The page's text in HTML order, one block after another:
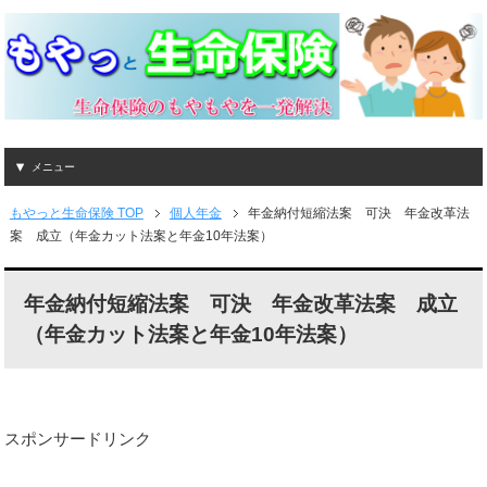
メニュー
もやっと生命保険 TOP 個人年金
年金納付短縮法案 可決 年金改革法
案 成立（年金カット法案と年金10年法案）
年金納付短縮法案 可決 年金改革法案 成立
（年金カット法案と年金10年法案）
スポンサードリンク